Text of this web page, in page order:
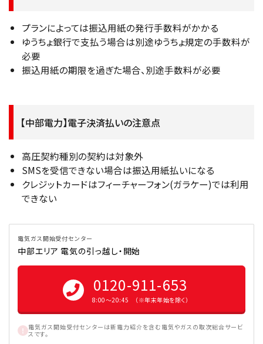
プランによっては振込用紙の発行手数料がかかる
ゆうちょ銀行で支払う場合は別途ゆうちょ規定の手数料が
必要
振込用紙の期限を過ぎた場合、別途手数料が必要
【中部電力】電子決済払いの注意点
高圧契約種別の契約は対象外
SMSを受信できない場合は振込用紙払いになる
クレジットカードはフィーチャーフォン(ガラケー)では利用
できない
電気ガス開始受付センター
中部エリア 電気の引っ越し・開始
0120-911-653
8:00〜20:45 （※年末年始を除く）
電気ガス開始受付センターは新電力紹介を含む電気やガスの取次総合サービ
スです。